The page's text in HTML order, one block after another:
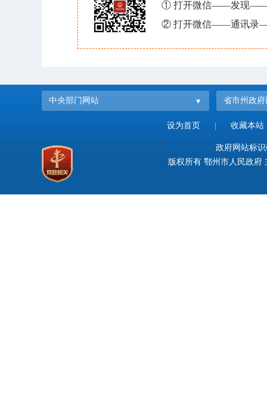
① 打开微信——发现——
② 打开微信——通讯录
中央部门网站 省市州政府
设为首页 收藏本站
政府网站标
版权所有 鄂州市人民政府